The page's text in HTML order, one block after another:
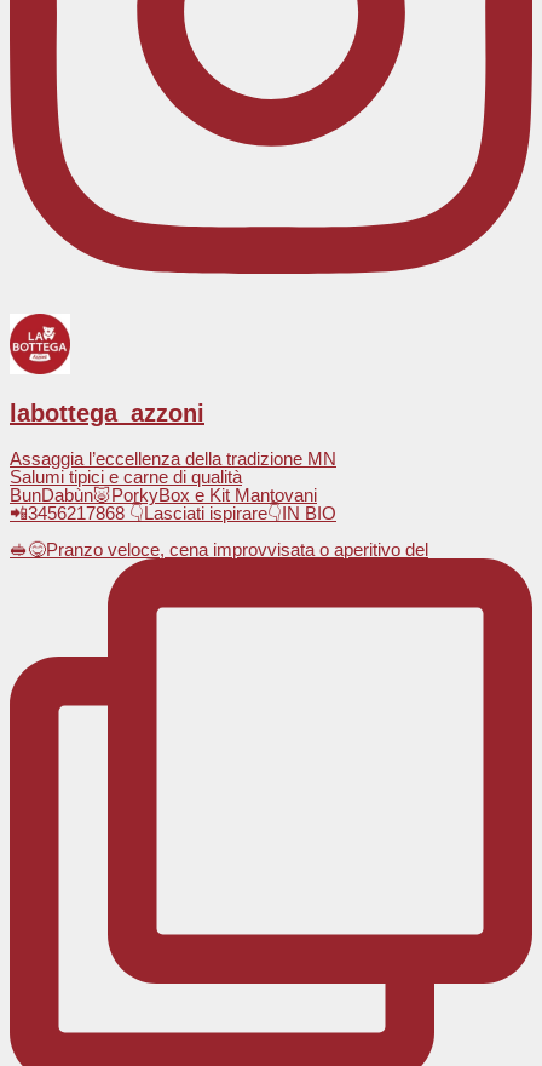
labottega_azzoni
Assaggia l’eccellenza della tradizione MN
Salumi tipici e carne di qualità
BunDabùn🐷PorkyBox e Kit Mantovani
📲3456217868 👇Lasciati ispirare👇IN BIO
🥪😋Pranzo veloce, cena improvvisata o aperitivo del